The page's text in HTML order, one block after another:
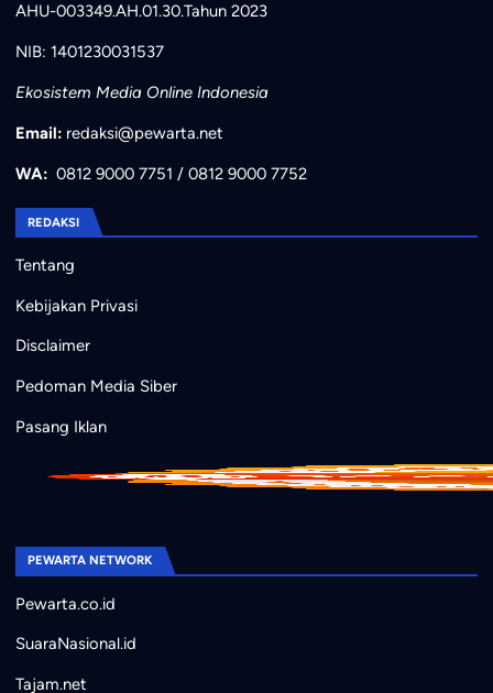
AHU-003349.AH.01.30.Tahun 2023
NIB: 1401230031537
Ekosistem Media Online Indonesia
Email: redaksi@pewarta.net
WA: 0812 9000 7751 / 0812 9000 7752
REDAKSI
Tentang
Kebijakan Privasi
Disclaimer
Pedoman Media Siber
Pasang Iklan
PEWARTA NETWORK
Pewarta.co.id
SuaraNasional.id
Tajam.net